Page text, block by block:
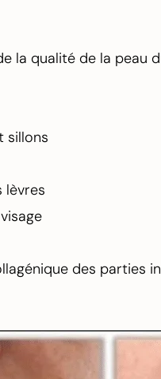
la qualité de la peau
sillons
lèvres
des parties